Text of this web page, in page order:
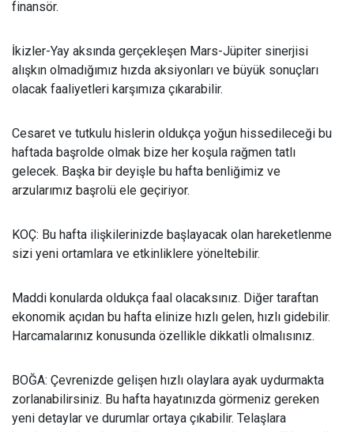
finansör.
İkizler-Yay aksında gerçekleşen Mars-Jüpiter sinerjisi
alışkın olmadığımız hızda aksiyonları ve büyük sonuçları
olacak faaliyetleri karşımıza çıkarabilir.
Cesaret ve tutkulu hislerin oldukça yoğun hissedileceği bu
haftada başrolde olmak bize her koşula rağmen tatlı
gelecek. Başka bir deyişle bu hafta benliğimiz ve
arzularımız başrolü ele geçiriyor.
KOÇ: Bu hafta ilişkilerinizde başlayacak olan hareketlenme
sizi yeni ortamlara ve etkinliklere yöneltebilir.
Maddi konularda oldukça faal olacaksınız. Diğer taraftan
ekonomik açıdan bu hafta elinize hızlı gelen, hızlı gidebilir.
Harcamalarınız konusunda özellikle dikkatli olmalısınız.
BOĞA: Çevrenizde gelişen hızlı olaylara ayak uydurmakta
zorlanabilirsiniz. Bu hafta hayatınızda görmeniz gereken
yeni detaylar ve durumlar ortaya çıkabilir. Telaşlara